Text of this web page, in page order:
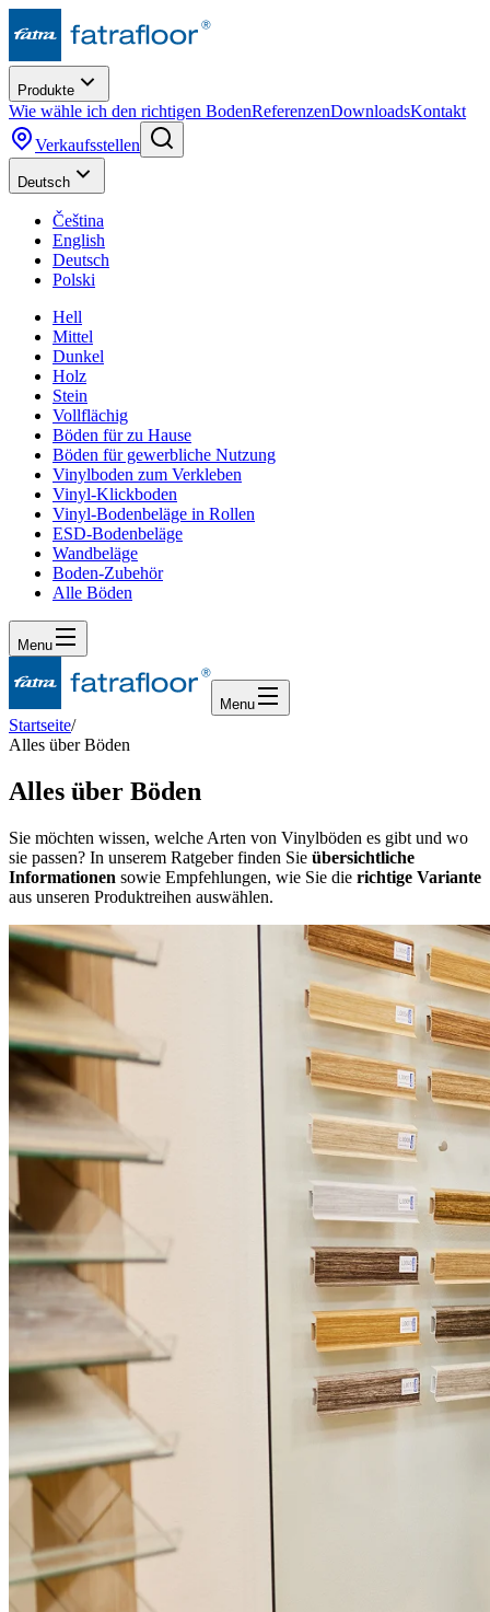
Produkte
Wie wähle ich den richtigen BodenReferenzenDownloadsKontakt
Verkaufsstellen
Deutsch
Čeština
English
Deutsch
Polski
Hell
Mittel
Dunkel
Holz
Stein
Vollflächig
Böden für zu Hause
Böden für gewerbliche Nutzung
Vinylboden zum Verkleben
Vinyl-Klickboden
Vinyl-Bodenbeläge in Rollen
ESD-Bodenbeläge
Wandbeläge
Boden-Zubehör
Alle Böden
Menu
Menu
Startseite/
Alles über Böden
Alles über Böden
Sie möchten wissen, welche Arten von Vinylböden es gibt und wo
sie passen? In unserem Ratgeber finden Sie übersichtliche
Informationen sowie Empfehlungen, wie Sie die richtige Variante
aus unseren Produktreihen auswählen.